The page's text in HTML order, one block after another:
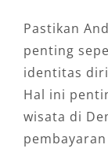
Pastikan
penting
identitas
Hal ini
wisata di